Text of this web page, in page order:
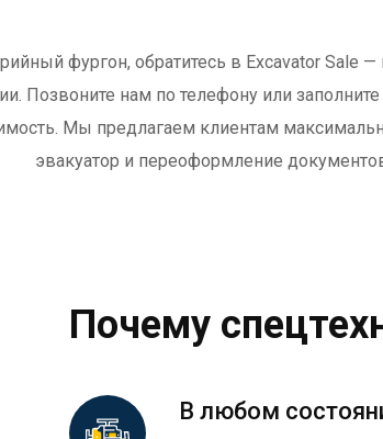
фургон, обратитесь в Excavator
Позвоните нам по телефону или
Мы предлагаем клиентам
эвакуатор и переоформление
Почему
В любом